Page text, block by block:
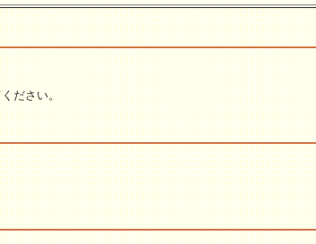
ださい。